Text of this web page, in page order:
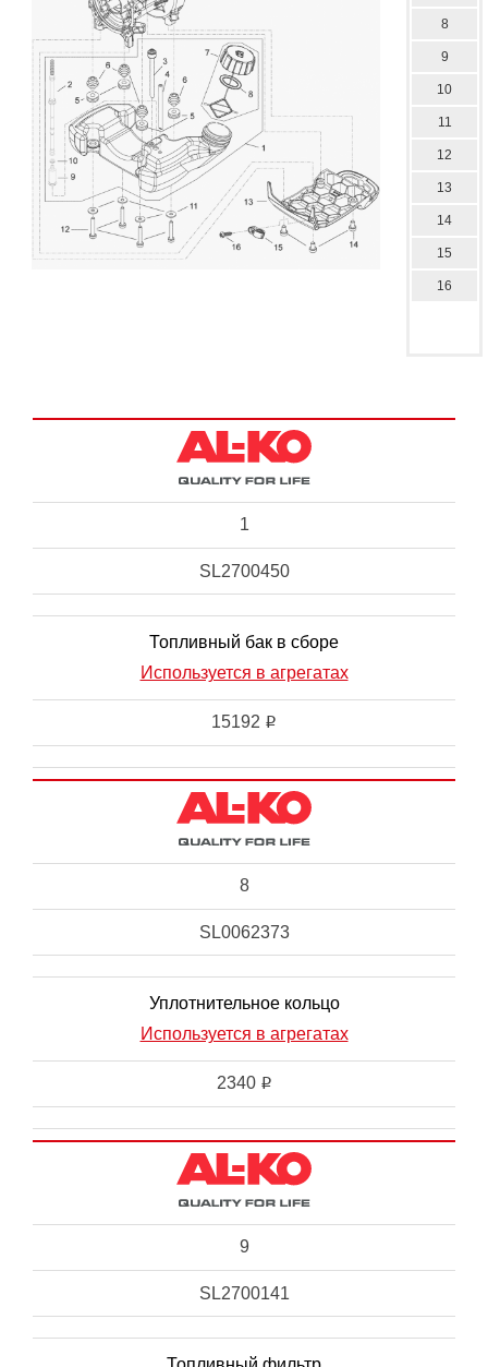
8
9
10
11
12
13
14
15
16
1
SL2700450
Топливный бак в сборе
Используется в агрегатах
15192 i
8
SL0062373
Уплотнительное кольцо
Используется в агрегатах
2340 i
9
SL2700141